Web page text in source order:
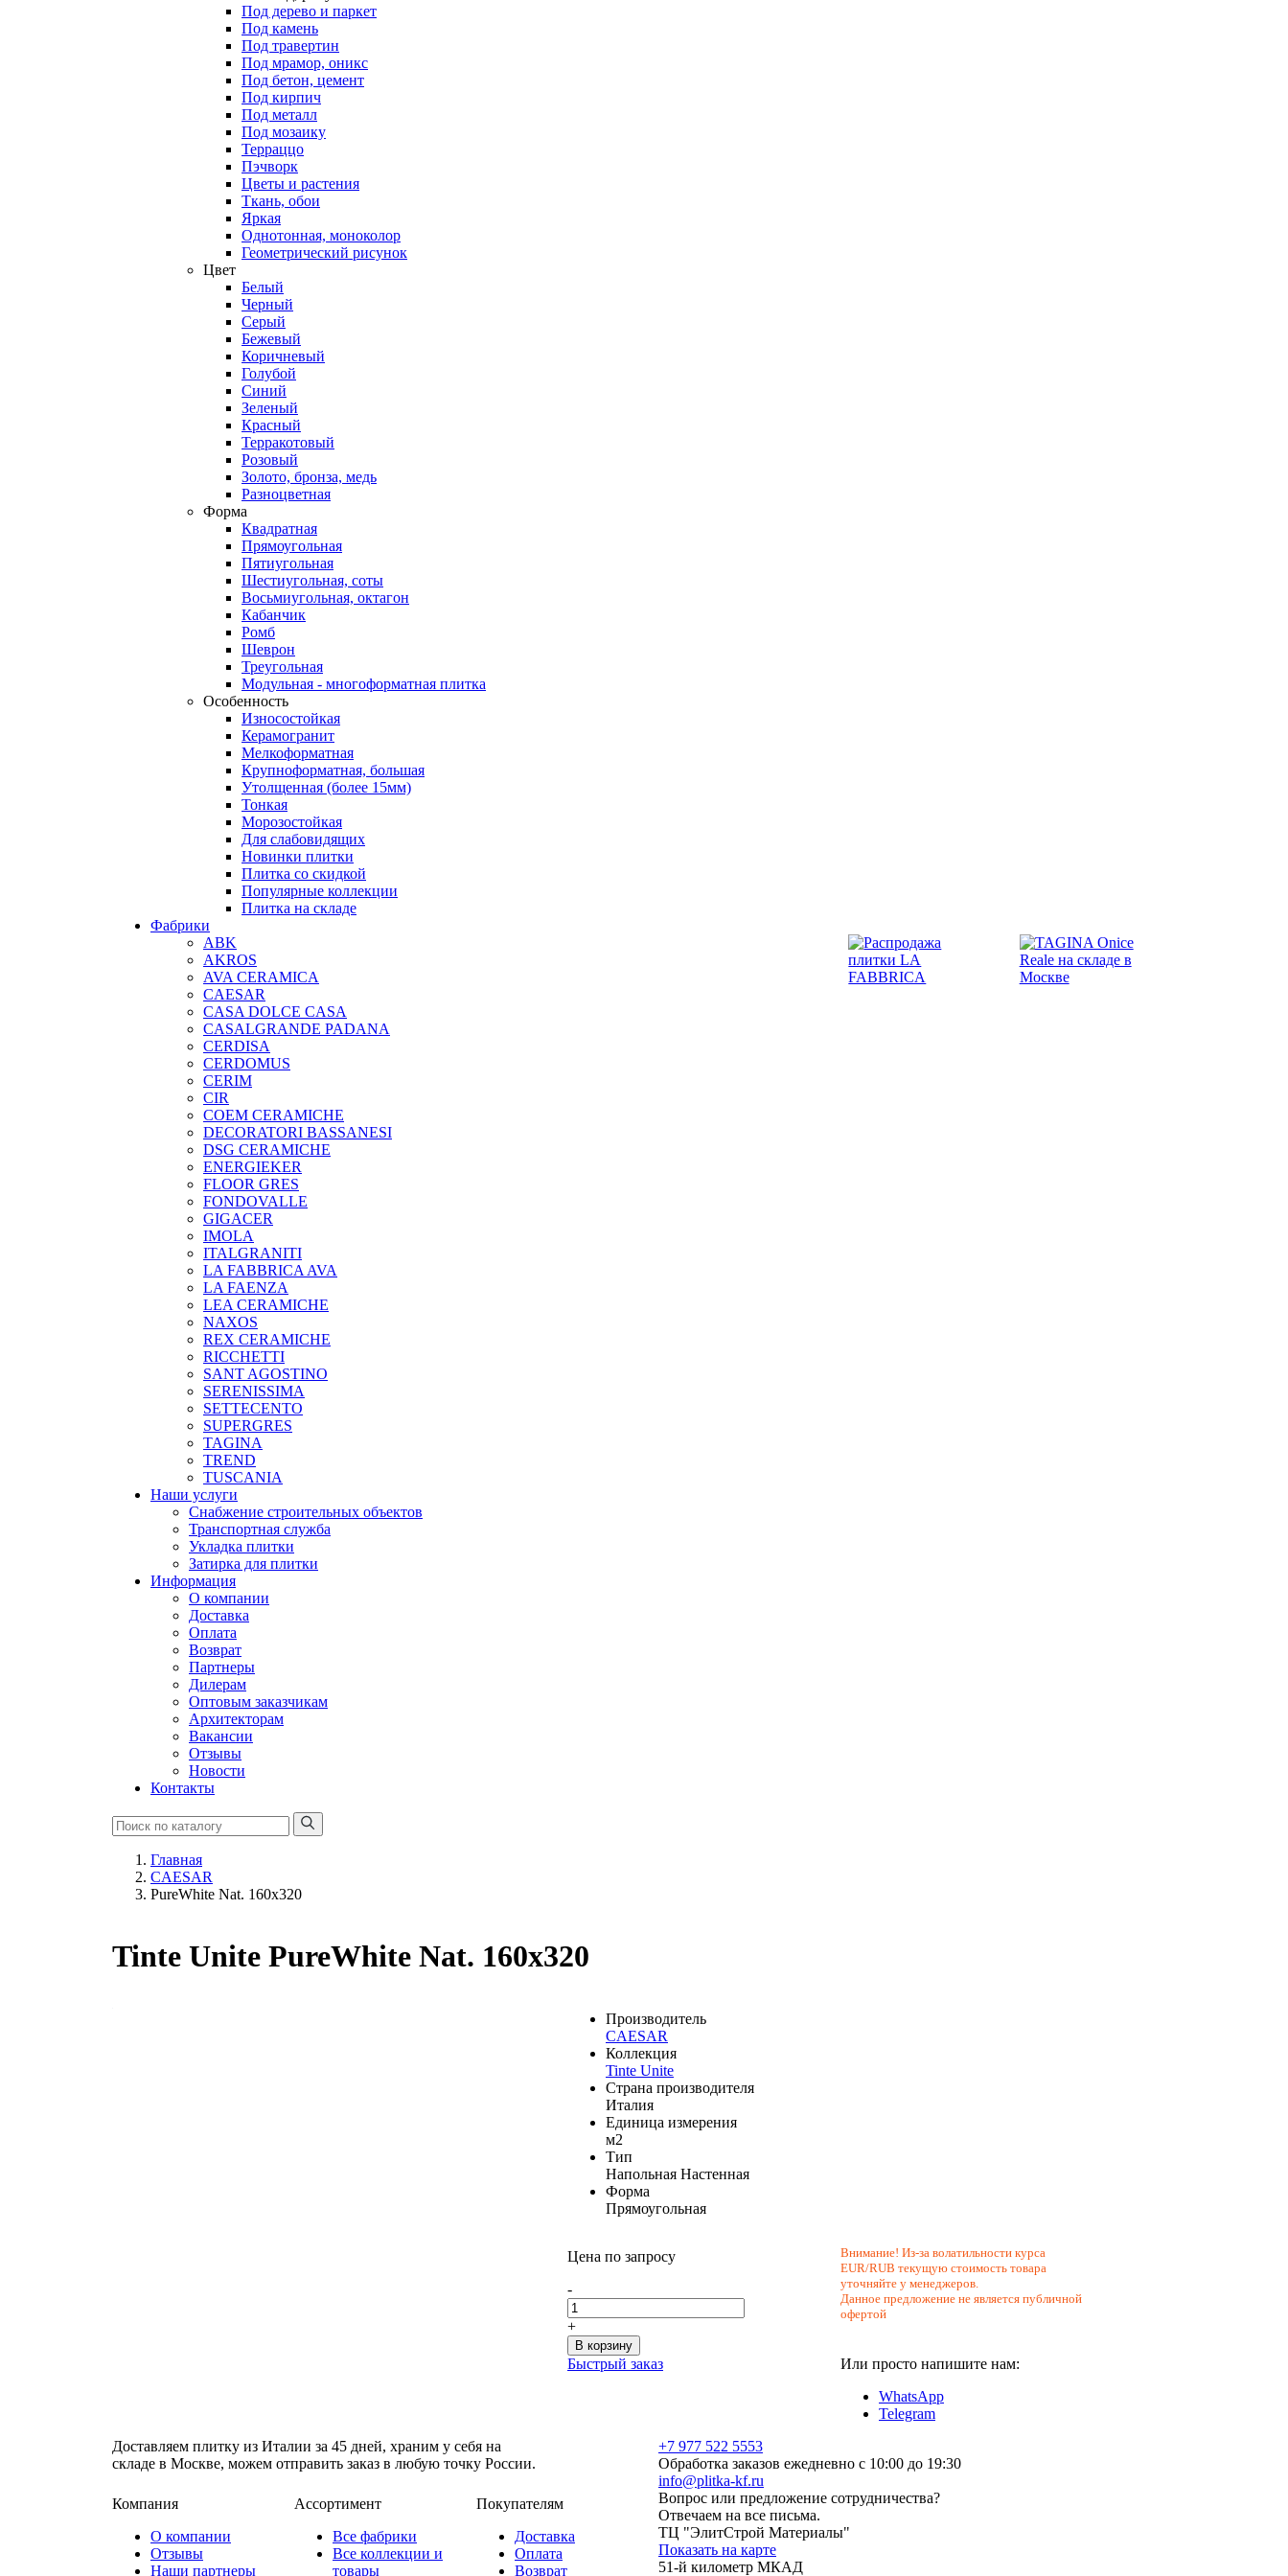
Под дерево и паркет
Под камень
Под травертин
Под мрамор, оникс
Под бетон, цемент
Под кирпич
Под металл
Под мозаику
Терраццо
Пэчворк
Цветы и растения
Ткань, обои
Яркая
Однотонная, моноколор
Геометрический рисунок
Цвет
Белый
Черный
Серый
Бежевый
Коричневый
Голубой
Синий
Зеленый
Красный
Терракотовый
Розовый
Золото, бронза, медь
Разноцветная
Форма
Квадратная
Прямоугольная
Пятиугольная
Шестиугольная, соты
Восьмиугольная, октагон
Кабанчик
Ромб
Шеврон
Треугольная
Модульная - многоформатная плитка
Особенность
Износостойкая
Керамогранит
Мелкоформатная
Крупноформатная, большая
Утолщенная (более 15мм)
Тонкая
Морозостойкая
Для слабовидящих
Новинки плитки
Плитка со скидкой
Популярные коллекции
Плитка на складе
Фабрики
ABK
AKROS
AVA CERAMICA
CAESAR
CASA DOLCE CASA
CASALGRANDE PADANA
CERDISA
CERDOMUS
CERIM
CIR
COEM CERAMICHE
DECORATORI BASSANESI
DSG CERAMICHE
ENERGIEKER
FLOOR GRES
FONDOVALLE
GIGACER
IMOLA
ITALGRANITI
LA FABBRICA AVA
LA FAENZA
LEA CERAMICHE
NAXOS
REX CERAMICHE
RICCHETTI
SANT AGOSTINO
SERENISSIMA
SETTECENTO
SUPERGRES
TAGINA
TREND
TUSCANIA
Наши услуги
Снабжение строительных объектов
Транспортная служба
Укладка плитки
Затирка для плитки
Информация
О компании
Доставка
Оплата
Возврат
Партнеры
Дилерам
Оптовым заказчикам
Архитекторам
Вакансии
Отзывы
Новости
Контакты
Главная
CAESAR
PureWhite Nat. 160x320
Tinte Unite PureWhite Nat. 160x320
Производитель
CAESAR
Коллекция
Tinte Unite
Страна производителя
Италия
Единица измерения
м2
Тип
Напольная Настенная
Форма
Прямоугольная
Цена по запросу
-
+
В корзину
Внимание! Из-за волатильности курса
EUR/RUB текущую стоимость товара
уточняйте у менеджеров.
Данное предложение не является публичной
офертой
Быстрый заказ
Или просто напишите нам:
WhatsApp
Telegram
Доставляем плитку из Италии за 45 дней, храним у себя на
складе в Москве, можем отправить заказ в любую точку России.
Компания
О компании
Отзывы
Наши партнеры
Ассортимент
Все фабрики
Все коллекции и
товары
Покупателям
Доставка
Оплата
Возврат
+7 977 522 5553
Обработка заказов ежедневно с 10:00 до 19:30
info@plitka-kf.ru
Вопрос или предложение сотрудничества?
Отвечаем на все письма.
ТЦ "ЭлитСтрой Материалы"
Показать на карте
51-й километр МКАД